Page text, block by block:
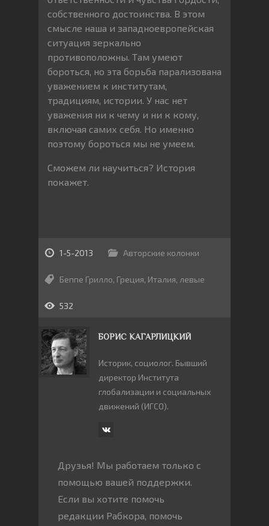
собственного достоинства. В этом
смысле наша и западноевропейская
ситуация зеркально
противоположны. Там умеют
бороться, но эта борьба парализована
уважением к институтам,
традициям, истории. У нас нет
уважения ни к чему и ни к кому,
включая самих себя. Но именно
поэтому бороться мы не умеем.
Сможем ли научиться? История
покажет.
1-5-2013 Авторские колонки
Беппе Грилло, Греция, Италия, левые
532
БОРИС КАГАРЛИЦКИЙ
Историк, социолог. Бывший
директор Института
глобализации и социальных
движений (ИГСО).
Друзья! Мы работаем только с
помощью вашей поддержки.
Если вы хотите помочь
редакции Рабкора, помочь